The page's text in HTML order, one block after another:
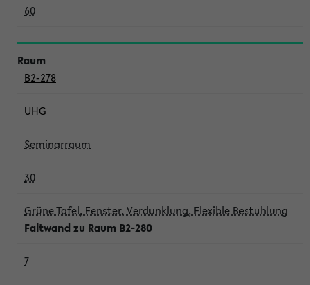
60
B2-278
UHG
Seminarraum
30
Grüne Tafel, Fenster, Verdunklung, Flexible Bestuhlung
Faltwand zu Raum B2-280
7